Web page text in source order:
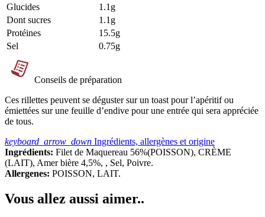
Glucides
1.1g
Dont sucres
1.1g
Protéines
15.5g
Sel
0.75g
Conseils de préparation
Ces rillettes peuvent se déguster sur un toast pour l’apéritif ou
émiettées sur une feuille d’endive pour une entrée qui sera appréciée
de tous.
keyboard_arrow_down Ingrédients, allergènes et origine
Ingrédients: Filet de Maquereau 56%(POISSON), CRÈME
(LAIT), Amer bière 4,5%, , Sel, Poivre.
Allergenes: POISSON, LAIT.
Vous allez aussi aimer..